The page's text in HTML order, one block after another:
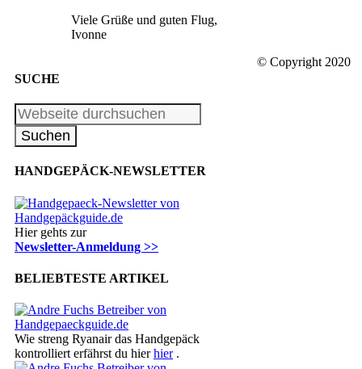
Viele Grüße und guten Flug,
Ivonne
SUCHE
HANDGEPÄCK-NEWSLETTER
Hier gehts zur
Newsletter-Anmeldung >>
BELIEBTESTE ARTIKEL
Wie streng Ryanair das Handgepäck
kontrolliert erfährst du hierhier.
© Copyright 2020